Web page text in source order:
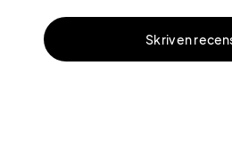
Skriv en